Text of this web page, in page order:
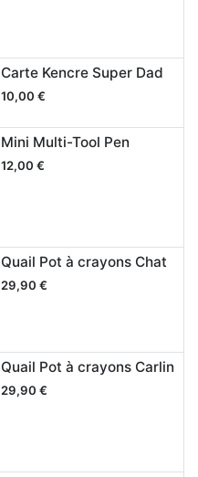
Carte Kencre Super Dad
10,00 €
Mini Multi-Tool Pen
12,00 €
Quail Pot à crayons Chat
29,90 €
Quail Pot à crayons Carlin
29,90 €